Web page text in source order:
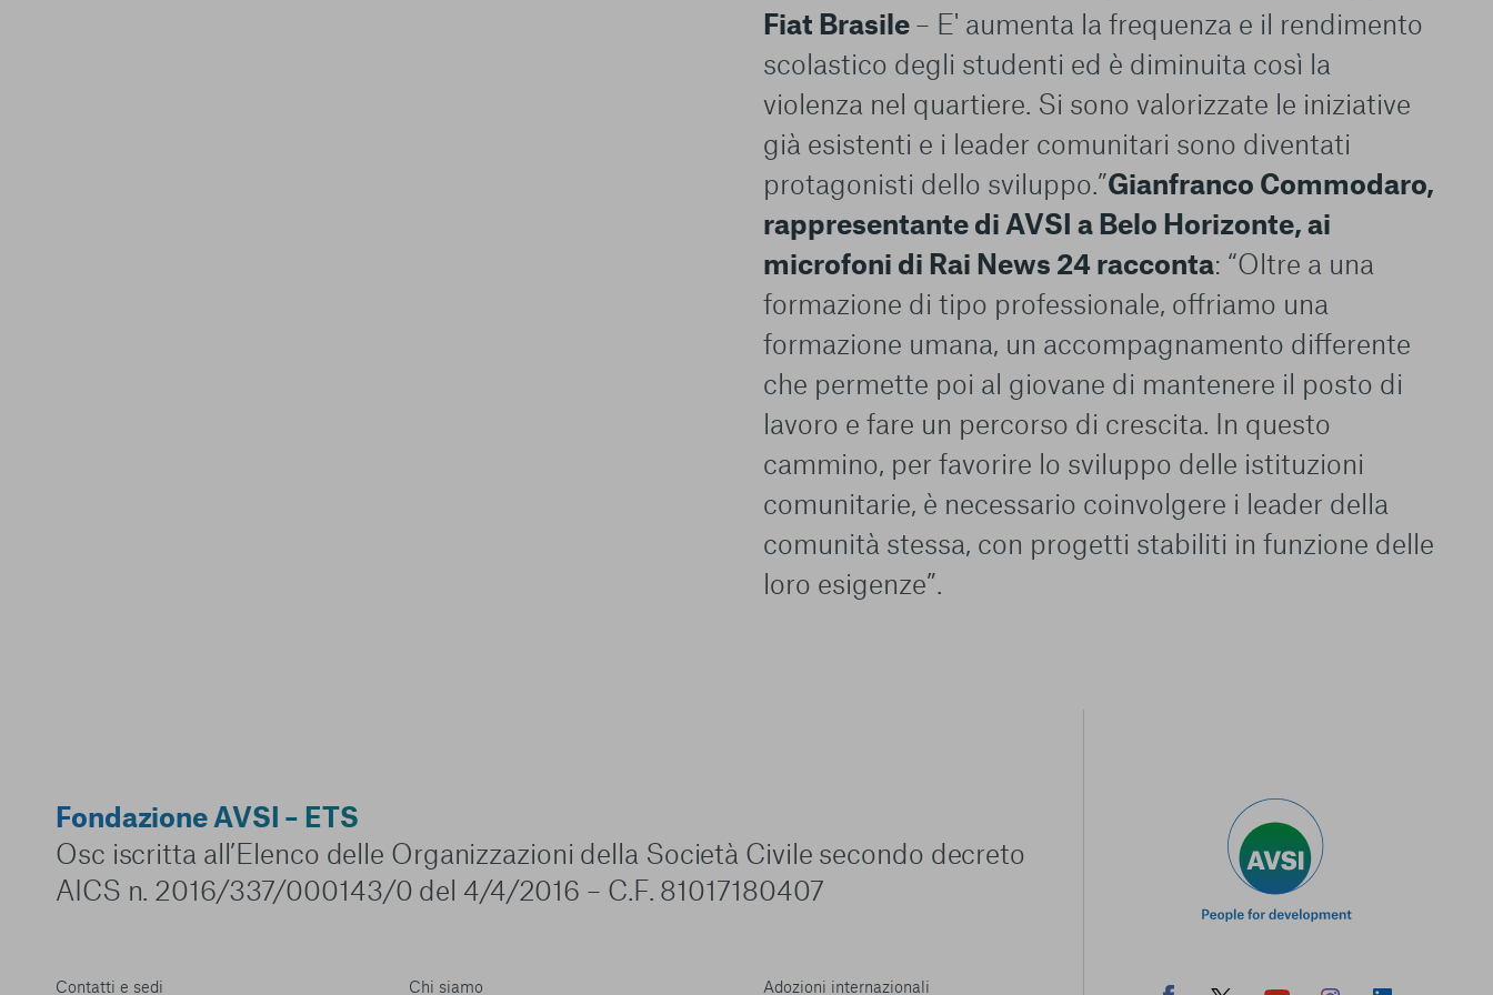
Consenti tutti
Fiat Brasile – E' aumenta la frequenza e il rendimento
scolastico degli studenti ed è diminuita così la
violenza nel quartiere. Si sono valorizzate le iniziative
già esistenti e i leader comunitari sono diventati
protagonisti dello sviluppo.”Gianfranco Commodaro,
rappresentante di AVSI a Belo Horizonte, ai
microfoni di Rai News 24 racconta: “Oltre a una
formazione di tipo professionale, offriamo una
formazione umana, un accompagnamento differente
che permette poi al giovane di mantenere il posto di
lavoro e fare un percorso di crescita. In questo
cammino, per favorire lo sviluppo delle istituzioni
comunitarie, è necessario coinvolgere i leader della
comunità stessa, con progetti stabiliti in funzione delle
loro esigenze”.
Fondazione AVSI – ETS
Osc iscritta all’Elenco delle Organizzazioni della Società Civile secondo decreto
AICS n. 2016/337/000143/0 del 4/4/2016 – C.F. 81017180407
Contatti e sedi Chi siamo Adozioni internazionali